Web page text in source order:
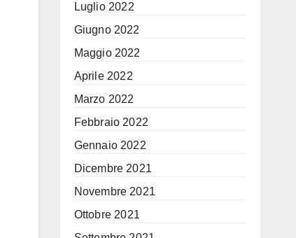
Luglio 2022
Giugno 2022
Maggio 2022
Aprile 2022
Marzo 2022
Febbraio 2022
Gennaio 2022
Dicembre 2021
Novembre 2021
Ottobre 2021